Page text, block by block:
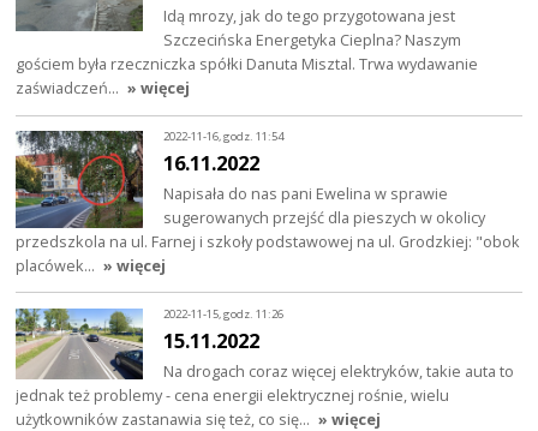
Idą mrozy, jak do tego przygotowana jest
Szczecińska Energetyka Cieplna? Naszym
gościem była rzeczniczka spółki Danuta Misztal. Trwa wydawanie
zaświadczeń… » więcej
2022-11-16, godz. 11:54
16.11.2022
Napisała do nas pani Ewelina w sprawie
sugerowanych przejść dla pieszych w okolicy
przedszkola na ul. Farnej i szkoły podstawowej na ul. Grodzkiej: "obok
placówek… » więcej
2022-11-15, godz. 11:26
15.11.2022
Na drogach coraz więcej elektryków, takie auta to
jednak też problemy - cena energii elektrycznej rośnie, wielu
użytkowników zastanawia się też, co się… » więcej